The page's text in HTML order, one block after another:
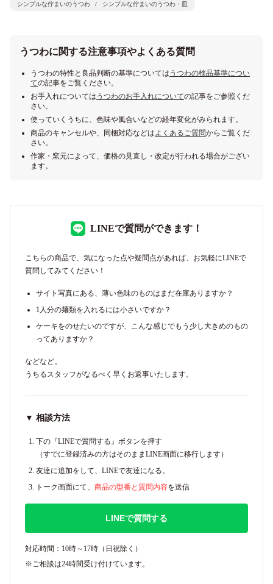
シンプルな佇まいのうつわ シンプルな佇まいのうつわ・皿
うつわに関する注意事項やよくある質問
うつわの特性と良品判断の基準については うつわの検品基準につい
ての記事をご覧ください。
お手入れについては うつわのお手入れについての記事をご参照くだ
さい。
使っていくうちに、色味や風合いなどの経年変化がみられます。
商品のキャンセルや、同梱対応などはよくあるご質問からご覧くだ
さい。
作家・窯元によって、価格の見直し・改定が行われる場合がござい
ます。
LINEで質問ができます！
こちらの商品で、気になった点や疑問点があれば、お気軽にLINEで
質問してみてください！
サイト写真にある、薄い色味のものはまだ在庫ありますか？
1人分の麺類を入れるには小さいですか？
ケーキをのせたいのですが、こんな感じでもう少し大きめのもの
ってありますか？
などなど。
うちるスタッフがなるべく早くお返事いたします。
▼ 相談方法
下の『LINEで質問する』ボタンを押す
（すでに登録済みの方はそのままLINE画面に移行します）
友達に追加をして、LINEで友達になる。
トーク画面にて、 商品の型番と質問内容を送信
LINEで質問する
対応時間：10時～17時（日祝除く）
※ご相談は24時間受け付けています。